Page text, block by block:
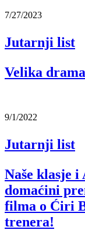
7/27/2023
Jutarnji list
Velika
9/1/2022
Jutarnji list
Naše klasje i
domaćini
filma o Ćiri
trenera!